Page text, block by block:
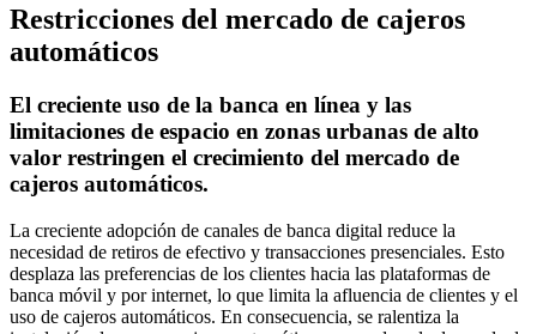
Restricciones del mercado de cajeros
automáticos
El creciente uso de la banca en línea y las
limitaciones de espacio en zonas urbanas de alto
valor restringen el crecimiento del mercado de
cajeros automáticos.
La creciente adopción de canales de banca digital reduce la
necesidad de retiros de efectivo y transacciones presenciales. Esto
desplaza las preferencias de los clientes hacia las plataformas de
banca móvil y por internet, lo que limita la afluencia de clientes y el
uso de cajeros automáticos. En consecuencia, se ralentiza la